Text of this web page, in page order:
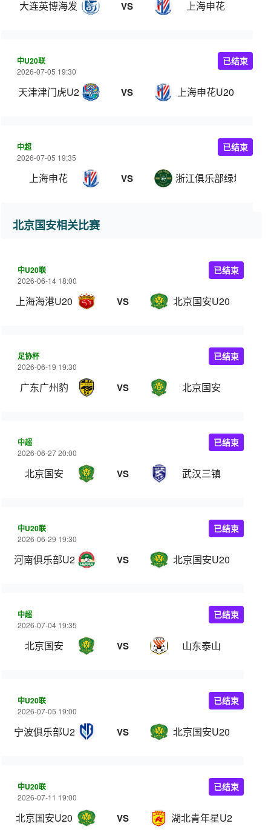
大连英博海发 VS 上海申花
中U20联
2026-07-05 19:30
天津津门虎U20 VS 上海申花U20
已结束
中超
2026-07-05 19:35
上海申花 VS 浙江俱乐部绿城
已结束
北京国安相关比赛
中U20联
2026-06-14 18:00
上海海港U20 VS 北京国安U20
已结束
足协杯
2026-06-19 19:30
广东广州豹 VS 北京国安
已结束
中超
2026-06-27 20:00
北京国安 VS 武汉三镇
已结束
中U20联
2026-06-29 19:30
河南俱乐部U20 VS 北京国安U20
已结束
中超
2026-07-04 19:35
北京国安 VS 山东泰山
已结束
中U20联
2026-07-05 19:00
宁波俱乐部U20 VS 北京国安U20
已结束
中U20联
2026-07-11 19:00
北京国安U20 VS 湖北青年星U20
已结束